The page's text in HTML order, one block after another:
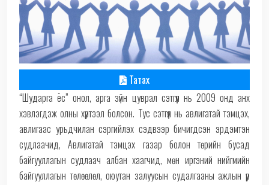
Татах
“Шударга ёс” онол, арга зүйн цуврал сэтгүүл нь 2009 онд анх
хэвлэгдэж олны хүртээл болсон. Тус сэтгүүл нь авлигатай тэмцэх,
авлигаас урьдчилан сэргийлэх сэдвээр бичигдсэн эрдэмтэн
судлаачид, Авлигатай тэмцэх газар болон төрийн бусад
байгууллагын судлаач албан хаагчид, мөн иргэний нийгмийн
байгууллагын төлөөлөл, оюутан залуусын судалгааны ажлын үр